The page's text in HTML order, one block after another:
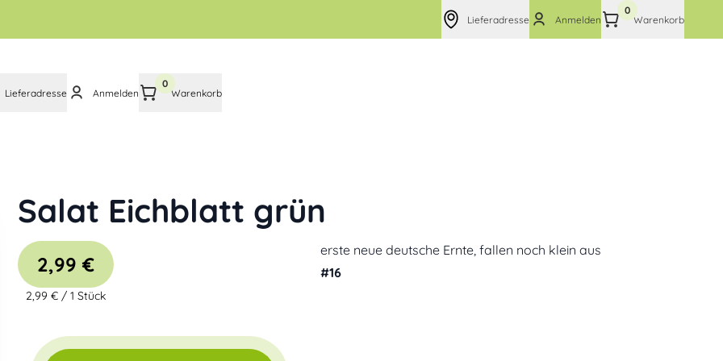
Lieferadresse Anmelden
0
Warenkorb
Lieferadresse Anmelden
0
Warenkorb
Salat Eichblatt grün
erste neue deutsche Ernte, fallen noch klein aus
#16
2,99 €
2,99 € /1 Stück